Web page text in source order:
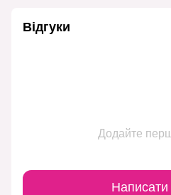
Відгуки
Додайте
Написати